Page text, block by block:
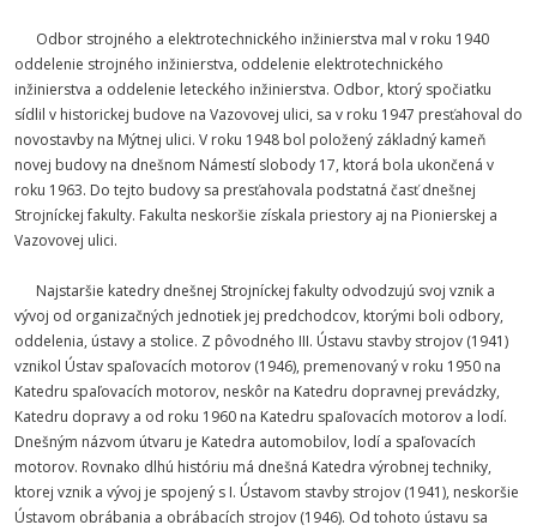
Odbor strojného a elektrotechnického inžinierstva mal v roku 1940
oddelenie strojného inžinierstva, oddelenie elektrotechnického
inžinierstva a oddelenie leteckého inžinierstva. Odbor, ktorý spočiatku
sídlil v historickej budove na Vazovovej ulici, sa v roku 1947 presťahoval do
novostavby na Mýtnej ulici. V roku 1948 bol položený základný kameň
novej budovy na dnešnom Námestí slobody 17, ktorá bola ukončená v
roku 1963. Do tejto budovy sa presťahovala podstatná časť dnešnej
Strojníckej fakulty. Fakulta neskoršie získala priestory aj na Pionierskej a
Vazovovej ulici.
Najstaršie katedry dnešnej Strojníckej fakulty odvodzujú svoj vznik a
vývoj od organizačných jednotiek jej predchodcov, ktorými boli odbory,
oddelenia, ústavy a stolice. Z pôvodného III. Ústavu stavby strojov (1941)
vznikol Ústav spaľovacích motorov (1946), premenovaný v roku 1950 na
Katedru spaľovacích motorov, neskôr na Katedru dopravnej prevádzky,
Katedru dopravy a od roku 1960 na Katedru spaľovacích motorov a lodí.
Dnešným názvom útvaru je Katedra automobilov, lodí a spaľovacích
motorov. Rovnako dlhú históriu má dnešná Katedra výrobnej techniky,
ktorej vznik a vývoj je spojený s I. Ústavom stavby strojov (1941), neskoršie
Ústavom obrábania a obrábacích strojov (1946). Od tohoto ústavu sa